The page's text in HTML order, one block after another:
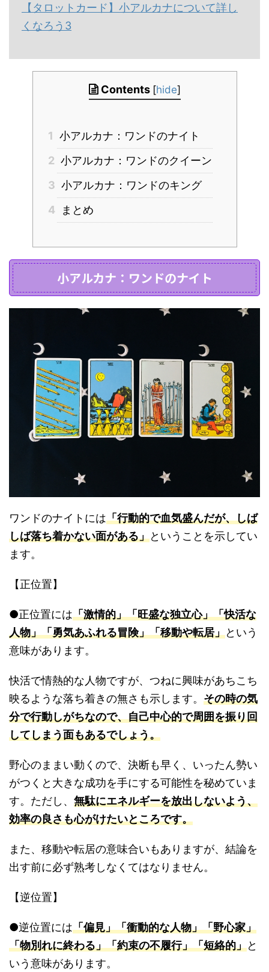
【タロットカード】小アルカナについて詳し
くなろう3
Contents [hide]
1 小アルカナ：ワンドのナイト
2 小アルカナ：ワンドのクイーン
3 小アルカナ：ワンドのキング
4
まとめ
小アルカナ：ワンドのナイト
ワンドのナイトには「行動的で血気盛んだが、しば
しば落ち着かない面がある」ということを示してい
ます。
【正位置】
●正位置には「激情的」「旺盛な独立心」「快活な
人物」「勇気あふれる冒険」「移動や転居」という
意味があります。
快活で情熱的な人物ですが、つねに興味があちこち
映るような落ち着きの無さも示します。 その時の気
分で行動しがちなので、自己中心的で周囲を振り回
してしまう面もあるでしょう。
野心のままい動くので、決断も早く、いったん勢い
がつくと大きな成功を手にする可能性を秘めていま
す。ただし、 無駄にエネルギーを放出しないよう、
効率の良さも心がけたいところです。
また、移動や転居の意味合いもありますが、結論を
出す前に必ず熟考しなくてはなりません。
【逆位置】
●逆位置には「偏見」「衝動的な人物」「野心家」
「物別れに終わる」「約束の不履行」「短絡的」と
いう意味があります。